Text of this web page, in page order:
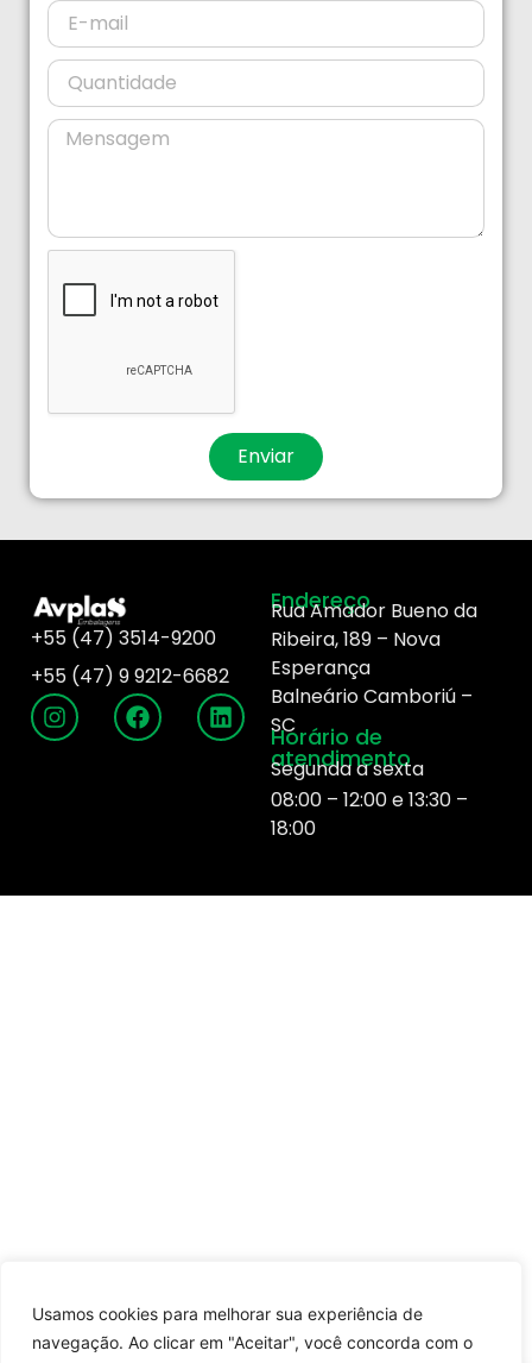
Usamos cookies para melhorar sua experiência de
navegação. Ao clicar em "Aceitar", você concorda com o
Enviar
+55 (47) 3514-9200
+55 (47) 9 9212-6682
Endereço
Rua Amador Bueno da
Ribeira, 189 – Nova
Esperança
Balneário Camboriú –
SC
Horário de
atendimento
Segunda a sexta
08:00 – 12:00 e 13:30 –
18:00